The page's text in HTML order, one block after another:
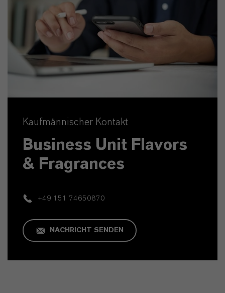
Kaufmännischer Kontakt
Business Unit Flavors
& Fragrances
+49 151 74650870
NACHRICHT SENDEN